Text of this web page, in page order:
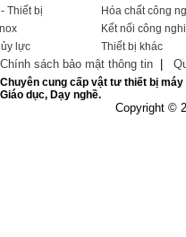
Thiết bị
Hóa chất công
Kết nối công
lực
Thiết bị khác
Chính sách bảo mật thông tin
Chuyên cung cấp vật tư thiết bị
Giáo dục, Dạy nghề.
Copyright ©